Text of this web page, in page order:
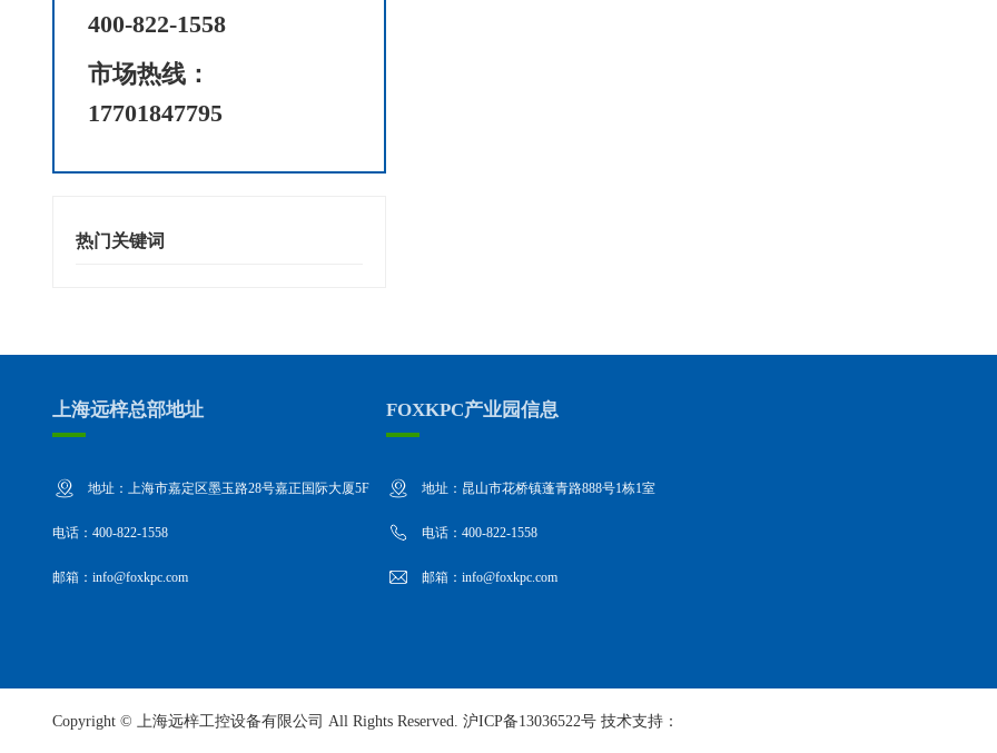
400-822-1558
市场热线：
17701847795
热门关键词
上海远梓总部地址
地址：上海市嘉定区墨玉路28号嘉正国际大厦5F
电话：400-822-1558
邮箱：info@foxkpc.com
FOXKPC产业园信息
地址：昆山市花桥镇蓬青路888号1栋1室
电话：400-822-1558
邮箱：info@foxkpc.com
Copyright © 上海远梓工控设备有限公司 All Rights Reserved. 沪ICP备13036522号 技术支持：